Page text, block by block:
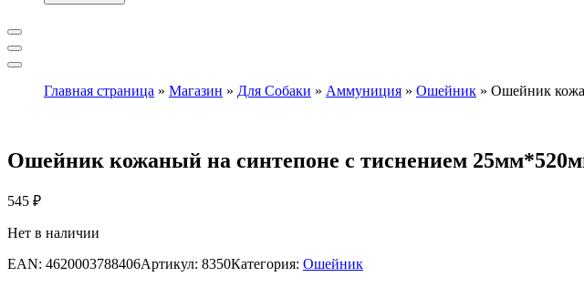
Главная страница » Магазин » Для Собаки » Аммуниция » Ошейник » Ошейник
Ошейник кожаный на синтепоне с тиснением
545 ₽
Нет в наличии
EAN: 4620003788406Артикул: 8350Категория: Ошейник